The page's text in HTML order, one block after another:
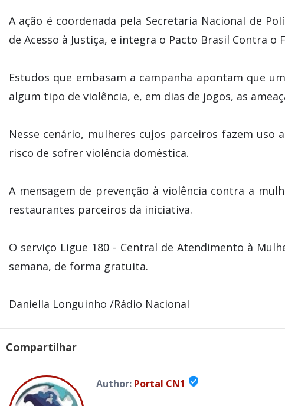
A ação é coordenada pela Secretaria Nacional de
de Acesso à Justiça, e integra o Pacto Brasil Contra o
Estudos que embasam a campanha apontam que
algum tipo de violência, e, em dias de jogos, as
Nesse cenário, mulheres cujos parceiros fazem
risco de sofrer violência doméstica.
A mensagem de prevenção à violência contra a
restaurantes parceiros da iniciativa.
O serviço Ligue 180 - Central de Atendimento à
semana, de forma gratuita.
Daniella Longuinho /Rádio Nacional
Compartilhar
Author: Portal CN1 verified_user